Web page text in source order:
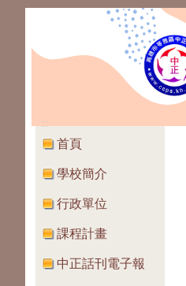
:::
首頁
學校簡介
行政單位
課程計畫
中正話刊電子報